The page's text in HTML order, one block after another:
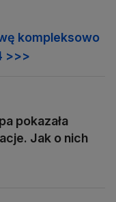
kompleksowo
>>>
pokazała
Jak o nich